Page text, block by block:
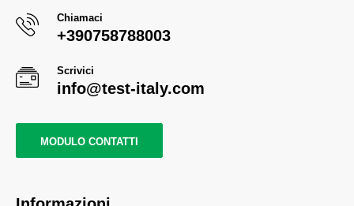
Chiamaci
+390758788003
Scrivici
info@test-italy.com
MODULO CONTATTI